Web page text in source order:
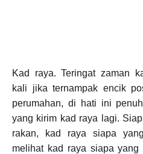
Kad raya. Teringat zaman
kali jika ternampak encik
perumahan, di hati ini
yang kirim kad raya lagi.
rakan, kad raya siapa
melihat kad raya siapa yang